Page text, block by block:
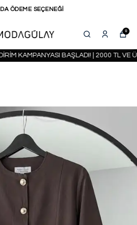
ÖDEME SEÇENEĞİ
0
KAMPANYASI BAŞLADI! | 2000 TL VE